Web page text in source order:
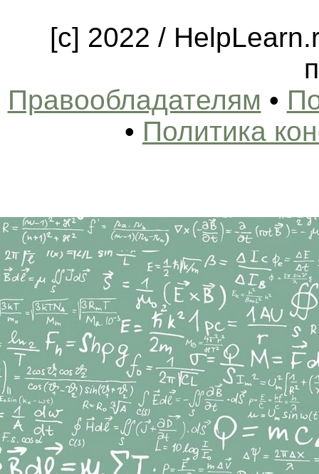
[c] 2022 /
Правообладателям •
• Политика